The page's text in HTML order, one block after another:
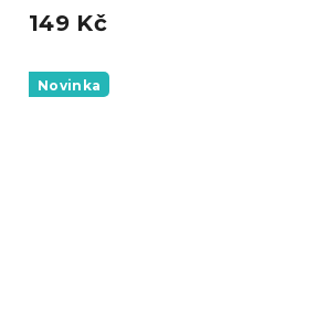
149 Kč
Novinka